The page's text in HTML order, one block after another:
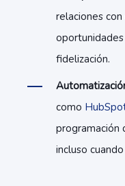
relaciones
fidelización.
como
programación
incluso